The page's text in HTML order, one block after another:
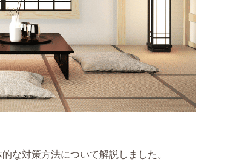
な対策方法について解説しました。